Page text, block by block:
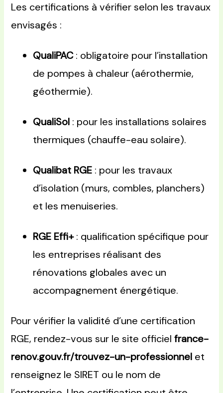
Les certifications à vérifier selon les travaux
envisagés :
QualiPAC: obligatoire pour l’installation
de pompes à chaleur (aérothermie,
géothermie).
QualiSol : pour les installations solaires
thermiques (chauffe-eau solaire).
Qualibat RGE : pour les travaux
d’isolation (murs, combles, planchers)
et les menuiseries.
RGE Effi+: qualification spécifique pour
les entreprises réalisant des
rénovations globales avec un
accompagnement énergétique.
Pour vérifier la validité d’une certification
RGE, rendez-vous sur le site officielfrance-
renov.gouv.fr/trouvez-un-professionnel et
renseignez le SIRET ou le nom de